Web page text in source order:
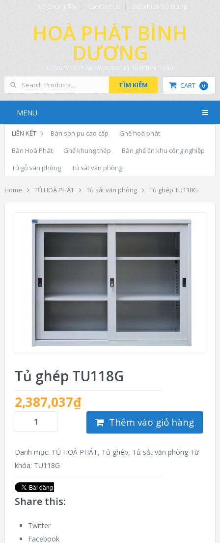
Về Chúng Tôi Contact Us Điều Kiện Sử Dụng
HOÀ PHÁT BÌNH
DƯƠNG
CÔNG TY CỔ PHẦN XÂY DỰNG NỘI THẤT TIẾN THỊNH
CART 0
TÌM KIẾM
MENU
LIÊN KẾT Bàn sơn pu cao cấp
Ghế hoà phát
Bàn Hoà Phát
Ghế khung thép
Bàn ghế ăn khu công nghiệp
Tủ gỗ văn phòng
Tủ sắt văn phòng
Home TỦ HOÀ PHÁT Tủ sắt văn phòng Tủ ghép TU118G
Tủ ghép TU118G
2,387,037₫
Thêm vào giỏ hàng
Danh mục: TỦ HOÀ PHÁT, Tủ ghép, Tủ sắt văn phòng Từ
khóa: TU118G
Share this:
Twitter
Facebook